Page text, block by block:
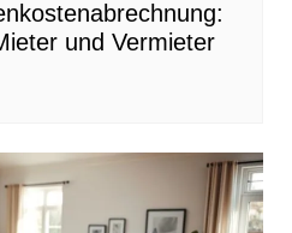
und Vermieter